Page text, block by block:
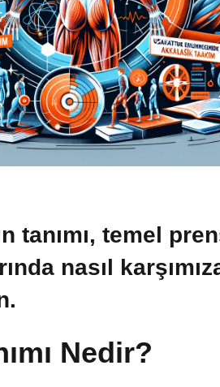
tanımı, temel
nasıl karşımıza
Nedir?